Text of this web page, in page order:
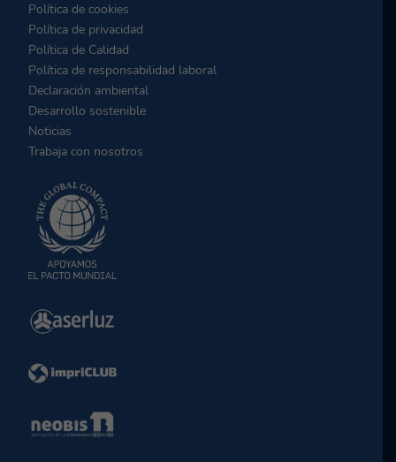
Política de cookies
Política de privacidad
Política de Calidad
Política de responsabilidad laboral
Declaración ambiental
Desarrollo sostenible
Noticias
Trabaja con nosotros